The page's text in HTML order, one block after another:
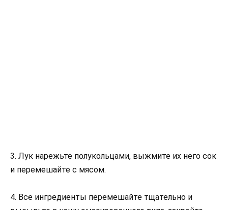
3. Лук нарежьте полукольцами, выжмите их него сок
и перемешайте с мясом.
4. Все ингредиенты перемешайте тщательно и